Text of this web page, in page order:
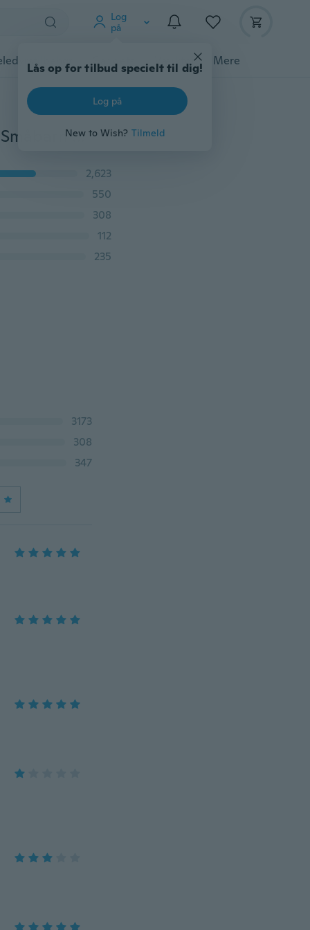
Log
på
Lås op for tilbud specielt til dig!
Log på
New to Wish? Tilmeld
Gadgets Værktøj Mere
Børnepige Leopard Babysko Peony Flower Babybarn Småbarn Barnesko 0-18Måneder
2,623
550
308
112
235
3173
308
347